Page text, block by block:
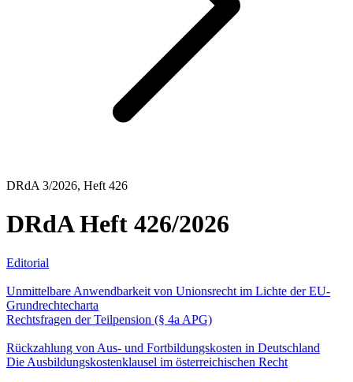
DRdA 3/2026, Heft 426
DRdA Heft 426/2026
Editorial
Unmittelbare Anwendbarkeit von Unionsrecht im Lichte der EU-
Grundrechtecharta
Rechtsfragen der Teilpension (§ 4a APG)
Rückzahlung von Aus- und Fortbildungskosten in Deutschland
Die Ausbildungskostenklausel im österreichischen Recht